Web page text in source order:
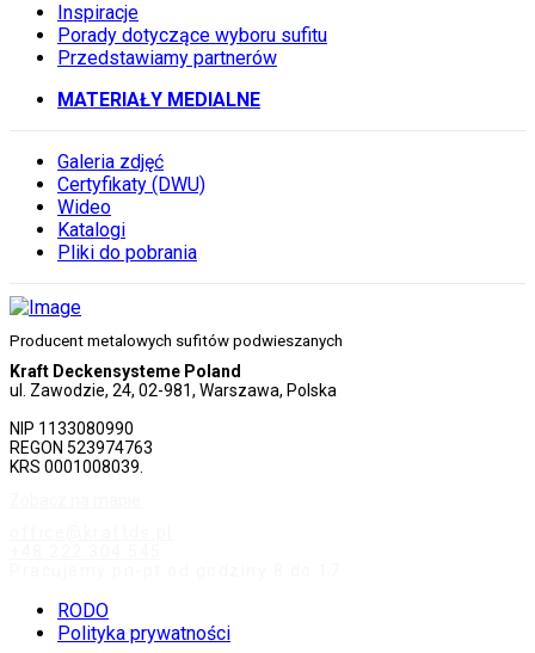
Inspiracje
Porady dotyczące wyboru sufitu
Przedstawiamy partnerów
MATERIAŁY MEDIALNE
Galeria zdjęć
Certyfikaty (DWU)
Wideo
Katalogi
Pliki do pobrania
Producent metalowych sufitów podwieszanych
Kraft Deckensysteme Poland
ul. Zawodzie, 24, 02-981, Warszawa, Polska
NIP 1133080990
REGON 523974763
KRS 0001008039.
RODO
Polityka prywatności